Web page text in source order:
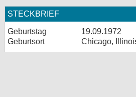
STECKBRIEF
Geburtstag
19.09.1972
Geburtsort
Chicago,
Desktop-